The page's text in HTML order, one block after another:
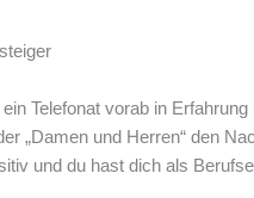
Telefonat vorab in Erfahrung
„Damen und Herren“ den
und du hast dich als